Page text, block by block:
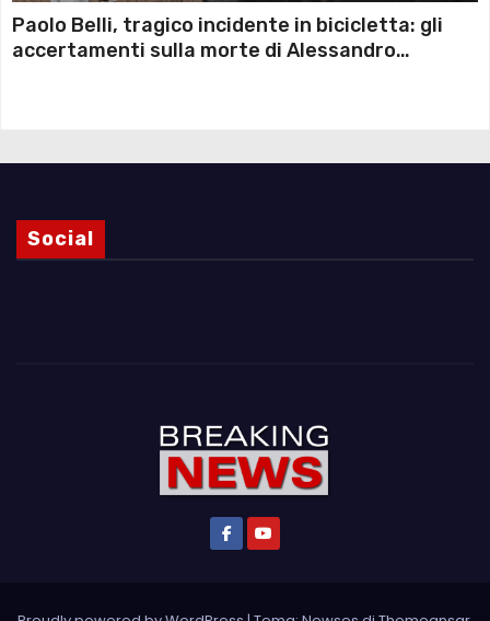
Paolo Belli, tragico incidente in bicicletta: gli
accertamenti sulla morte di Alessandro
Social